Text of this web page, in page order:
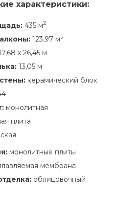
характеристики:
435 м2
123,97 м²
х 26,45 м
13,05 м
керамический блок
монолитная
плита
монолитные плиты
мембрана
облицовочный